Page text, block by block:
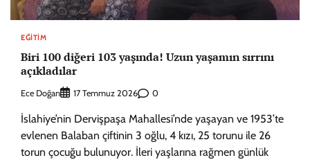
EĞITIM
Biri 100 diğeri 103 yaşında! Uzun yaşamın sırrını
açıkladılar
Ece Doğan 17 Temmuz 2026 0
İslahiye’nin Dervişpaşa Mahallesi’nde yaşayan ve 1953’te
evlenen Balaban çiftinin 3 oğlu, 4 kızı, 25 torunu ile 26
torun çocuğu bulunuyor. İleri yaşlarına rağmen günlük